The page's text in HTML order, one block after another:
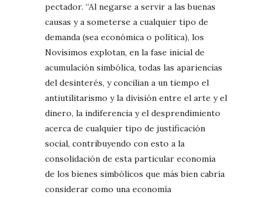
pectador. “Al negarse a servir a las buenas
causas y a someterse a cualquier tipo de
demanda (sea económica o política), los
Novísimos explotan, en la fase inicial de
acumulación simbólica, todas las apariencias
del desinterés, y concilian a un tiempo el
antiutilitarismo y la división entre el arte y el
dinero, la indiferencia y el desprendimiento
acerca de cualquier tipo de justificación
social, contribuyendo con esto a la
consolidación de esta particular economía
de los bienes simbólicos que más bien cabría
considerar como una economía